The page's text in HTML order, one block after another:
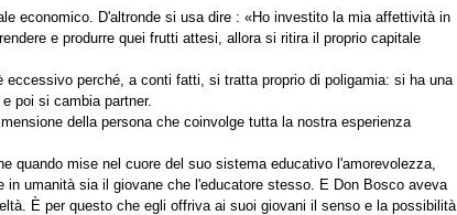
economico. D'altronde si usa dire : «Ho investito la mia affettività in
e produrre quei frutti attesi, allora si ritira il proprio capitale
perché, a conti fatti, si tratta proprio di poligamia: si ha una
poi si cambia partner.
della persona che coinvolge tutta la nostra esperienza
quando mise nel cuore del suo sistema educativo l'amorevolezza,
umanità sia il giovane che l'educatore stesso. E Don Bosco aveva
È per questo che egli offriva ai suoi giovani il senso e la possibilità